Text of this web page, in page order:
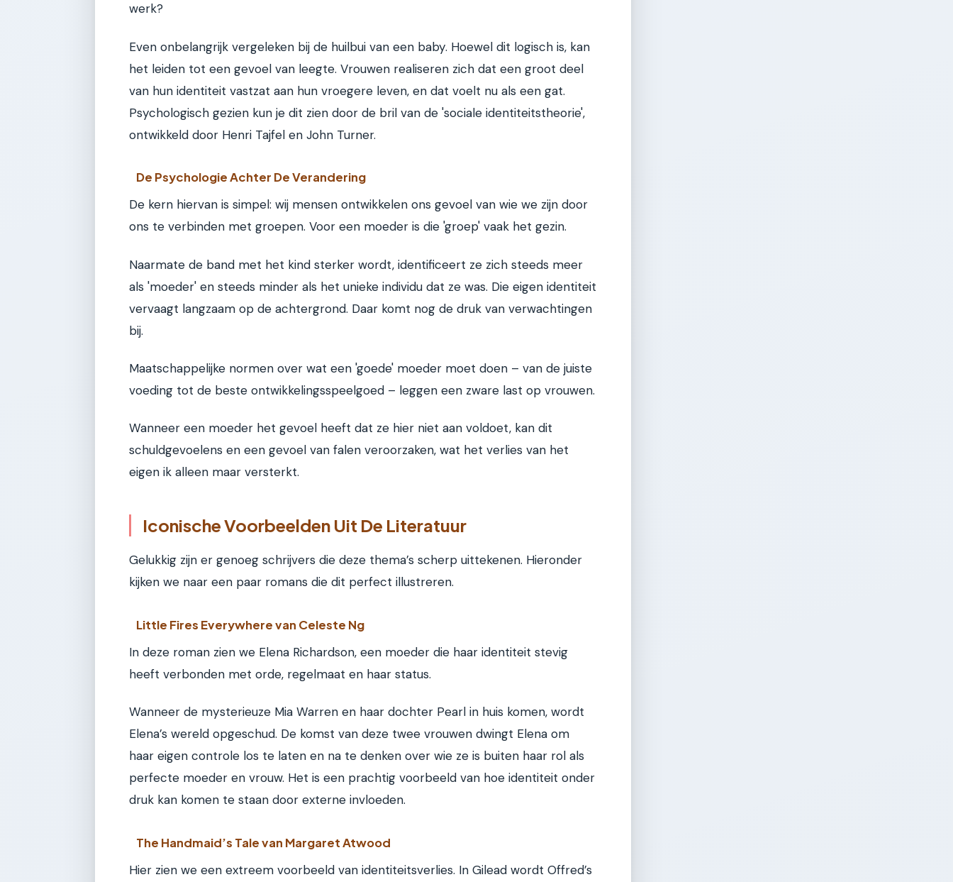
werk?
Even onbelangrijk vergeleken bij de huilbui van een baby. Hoewel dit logisch is, kan
het leiden tot een gevoel van leegte. Vrouwen realiseren zich dat een groot deel
van hun identiteit vastzat aan hun vroegere leven, en dat voelt nu als een gat.
Psychologisch gezien kun je dit zien door de bril van de 'sociale identiteitstheorie',
ontwikkeld door Henri Tajfel en John Turner.
De Psychologie Achter De Verandering
De kern hiervan is simpel: wij mensen ontwikkelen ons gevoel van wie we zijn door
ons te verbinden met groepen. Voor een moeder is die 'groep' vaak het gezin.
Naarmate de band met het kind sterker wordt, identificeert ze zich steeds meer
als 'moeder' en steeds minder als het unieke individu dat ze was. Die eigen identiteit
vervaagt langzaam op de achtergrond. Daar komt nog de druk van verwachtingen
bij.
Maatschappelijke normen over wat een 'goede' moeder moet doen – van de juiste
voeding tot de beste ontwikkelingsspeelgoed – leggen een zware last op vrouwen.
Wanneer een moeder het gevoel heeft dat ze hier niet aan voldoet, kan dit
schuldgevoelens en een gevoel van falen veroorzaken, wat het verlies van het
eigen ik alleen maar versterkt.
Iconische Voorbeelden Uit De Literatuur
Gelukkig zijn er genoeg schrijvers die deze thema’s scherp uittekenen. Hieronder
kijken we naar een paar romans die dit perfect illustreren.
Little Fires Everywhere van Celeste Ng
In deze roman zien we Elena Richardson, een moeder die haar identiteit stevig
heeft verbonden met orde, regelmaat en haar status.
Wanneer de mysterieuze Mia Warren en haar dochter Pearl in huis komen, wordt
Elena’s wereld opgeschud. De komst van deze twee vrouwen dwingt Elena om
haar eigen controle los te laten en na te denken over wie ze is buiten haar rol als
perfecte moeder en vrouw. Het is een prachtig voorbeeld van hoe identiteit onder
druk kan komen te staan door externe invloeden.
The Handmaid’s Tale van Margaret Atwood
Hier zien we een extreem voorbeeld van identiteitsverlies. In Gilead wordt Offred’s